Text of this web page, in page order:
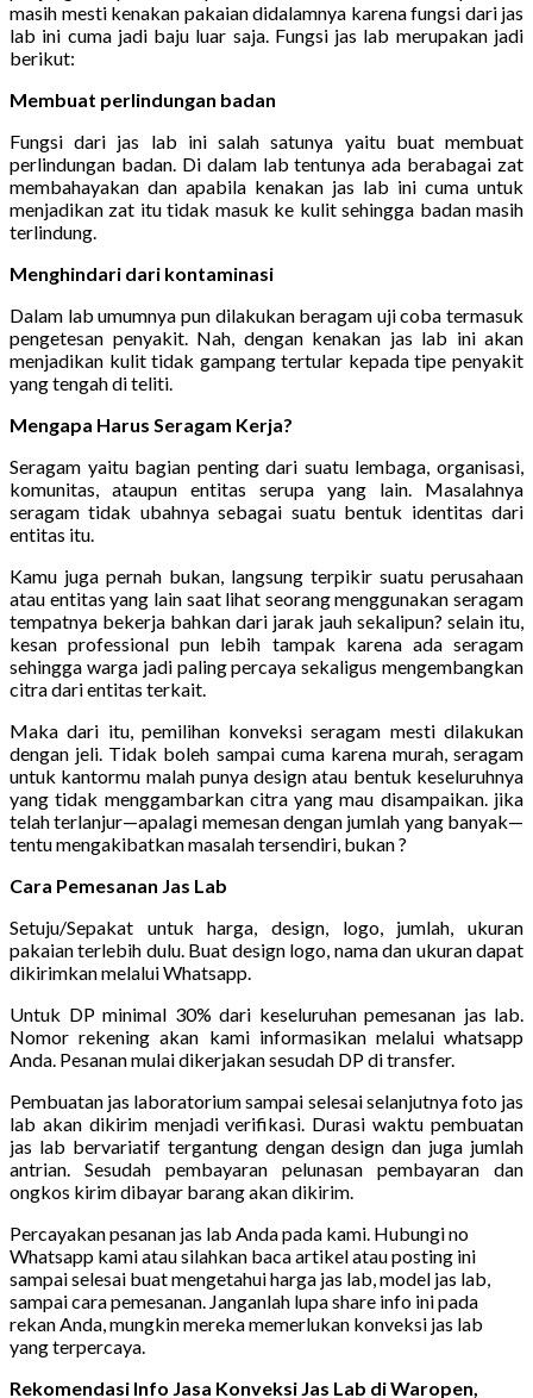
masih mesti kenakan pakaian didalamnya karena fungsi dari jas
lab ini cuma jadi baju luar saja. Fungsi jas lab merupakan jadi
berikut:
Membuat perlindungan badan
Fungsi dari jas lab ini salah satunya yaitu buat membuat
perlindungan badan. Di dalam lab tentunya ada berabagai zat
membahayakan dan apabila kenakan jas lab ini cuma untuk
menjadikan zat itu tidak masuk ke kulit sehingga badan masih
terlindung.
Menghindari dari kontaminasi
Dalam lab umumnya pun dilakukan beragam uji coba termasuk
pengetesan penyakit. Nah, dengan kenakan jas lab ini akan
menjadikan kulit tidak gampang tertular kepada tipe penyakit
yang tengah di teliti.
Mengapa Harus Seragam Kerja?
Seragam yaitu bagian penting dari suatu lembaga, organisasi,
komunitas, ataupun entitas serupa yang lain. Masalahnya
seragam tidak ubahnya sebagai suatu bentuk identitas dari
entitas itu.
Kamu juga pernah bukan, langsung terpikir suatu perusahaan
atau entitas yang lain saat lihat seorang menggunakan seragam
tempatnya bekerja bahkan dari jarak jauh sekalipun? selain itu,
kesan professional pun lebih tampak karena ada seragam
sehingga warga jadi paling percaya sekaligus mengembangkan
citra dari entitas terkait.
Maka dari itu, pemilihan konveksi seragam mesti dilakukan
dengan jeli. Tidak boleh sampai cuma karena murah, seragam
untuk kantormu malah punya design atau bentuk keseluruhnya
yang tidak menggambarkan citra yang mau disampaikan. jika
telah terlanjur—apalagi memesan dengan jumlah yang banyak—
tentu mengakibatkan masalah tersendiri, bukan ?
Cara Pemesanan Jas Lab
Setuju/Sepakat untuk harga, design, logo, jumlah, ukuran
pakaian terlebih dulu. Buat design logo, nama dan ukuran dapat
dikirimkan melalui Whatsapp.
Untuk DP minimal 30% dari keseluruhan pemesanan jas lab.
Nomor rekening akan kami informasikan melalui whatsapp
Anda. Pesanan mulai dikerjakan sesudah DP di transfer.
Pembuatan jas laboratorium sampai selesai selanjutnya foto jas
lab akan dikirim menjadi verifikasi. Durasi waktu pembuatan
jas lab bervariatif tergantung dengan design dan juga jumlah
antrian. Sesudah pembayaran pelunasan pembayaran dan
ongkos kirim dibayar barang akan dikirim.
Percayakan pesanan jas lab Anda pada kami. Hubungi no
Whatsapp kami atau silahkan baca artikel atau posting ini
sampai selesai buat mengetahui harga jas lab, model jas lab,
sampai cara pemesanan. Janganlah lupa share info ini pada
rekan Anda, mungkin mereka memerlukan konveksi jas lab
yang terpercaya.
Rekomendasi Info Jasa Konveksi Jas Lab di Waropen,